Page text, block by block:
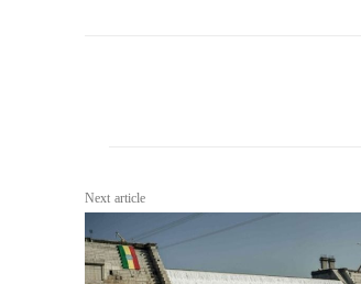
Next article